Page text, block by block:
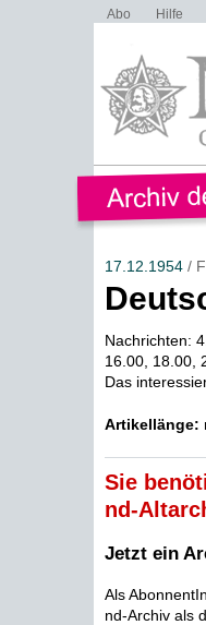
Abo Hilfe
17.12.1954/
Nachrichten:
16.00, 18.00,
Das
Artikellänge:
Sie
nd-
Jetzt ein
Als
nd-Archiv als